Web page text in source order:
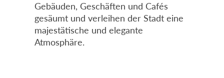
Gebäuden, Geschäften und Cafés
gesäumt und verleihen der Stadt eine
majestätische und elegante
Atmosphäre.